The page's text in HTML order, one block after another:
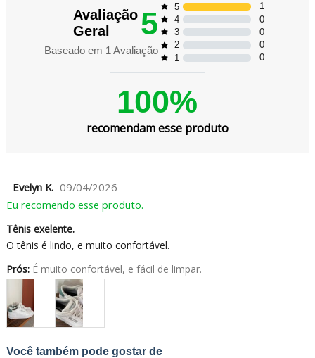
Avaliação
Geral
5
Baseado em 1Avaliação
5
1
4
0
3
0
2
0
1
0
100%
recomendam esse produto
Evelyn K. 09/04/2026
Eu recomendo esse produto.
Tênis exelente.
O tênis é lindo, e muito confortável.
Prós: É muito confortável, e fácil de limpar.
Você também pode gostar de